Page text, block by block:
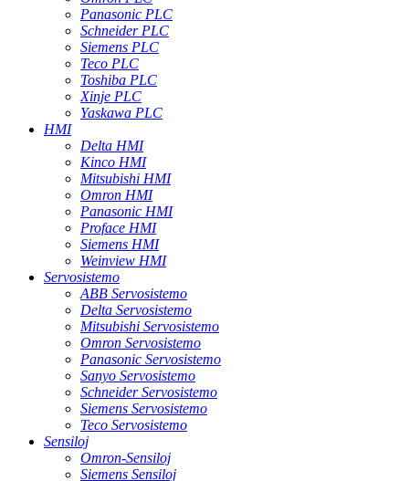
Panasonic PLC
Schneider PLC
Siemens PLC
Teco PLC
Toshiba PLC
Xinje PLC
Yaskawa PLC
HMI
Delta HMI
Kinco HMI
Mitsubishi HMI
Omron HMI
Panasonic HMI
Proface HMI
Siemens HMI
Weinview HMI
Servosistemo
ABB Servosistemo
Delta Servosistemo
Mitsubishi Servosistemo
Omron Servosistemo
Panasonic Servosistemo
Sanyo Servosistemo
Schneider Servosistemo
Siemens Servosistemo
Teco Servosistemo
Sensiloj
Omron-Sensiloj
Siemens Sensiloj